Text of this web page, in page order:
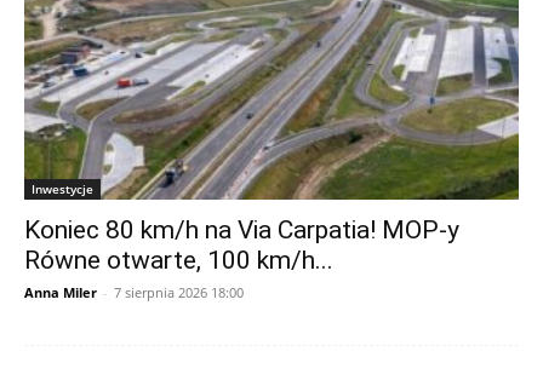
Inwestycje
Koniec 80 km/h na Via Carpatia! MOP-y
Równe otwarte, 100 km/h...
Anna Miler - 7 sierpnia 2026 18:00